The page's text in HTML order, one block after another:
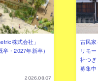
株式会社」
・2027年新卒）
2026.08.07
古民
リモ
社つ
募集中